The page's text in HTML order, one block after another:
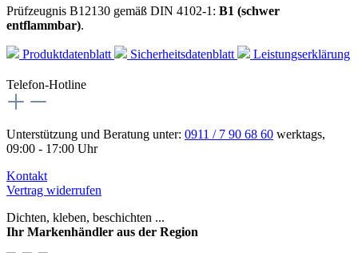
Prüfzeugnis B12130 gemäß DIN 4102-1: B1 (schwer
entflammbar).
Produktdatenblatt Sicherheitsdatenblatt Leistungserklärung
Telefon-Hotline
Unterstützung und Beratung unter: 0911 / 7 90 68 60 werktags,
09:00 - 17:00 Uhr
Kontakt
Vertrag widerrufen
Dichten, kleben, beschichten ...
Ihr Markenhändler aus der Region